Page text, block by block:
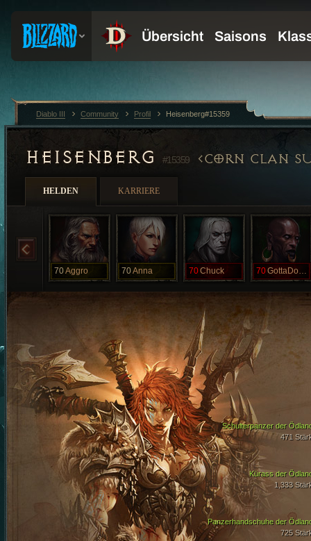
HEISENBERG #15359 CORN CLAN
HELDEN KARRIERE
70Aggro 70Anna 70Chuck 70 GottaDoBetta
Kürass der
1,333
Panzerhandschuhe der
725
Schulterpanzer der
471
Diablo III Community Profil Heisenberg#15359